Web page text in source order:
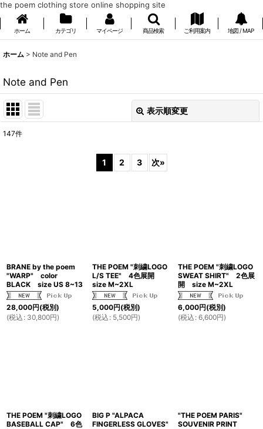
the poem clothing store online shopping site
ホーム カテゴリ マイページ 商品検索 ご利用案内 地図 / MAP
ホーム > Note and Pen
Note and Pen
表示順変更
147件
1 2 3 次»
BRANE by the poem
"WARP" color
BLACK size US 8~13
28,000円(税別)
(税込 : 30,800円)
THE POEM "刺繍LOGO
L/S TEE" 4色展開
size M~2XL
5,000円(税別)
(税込 : 5,500円)
THE POEM "刺繍LOGO
SWEAT SHIRT" 2色展
開 size M~2XL
6,000円(税別)
(税込 : 6,600円)
THE POEM "刺繍LOGO
BASEBALL CAP" 6色
BIG P "ALPACA
FINGERLESS GLOVES"
"THE POEM PARIS"
SOUVENIR PRINT